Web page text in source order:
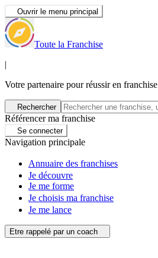
Ouvrir le menu principal
Toute la Franchise
|
Votre partenaire pour réussir en franchise
Rechercher
Référencer ma franchise
Se connecter
Navigation principale
Annuaire des franchises
Je découvre
Je me forme
Je choisis ma franchise
Je me lance
Etre rappelé par un coach